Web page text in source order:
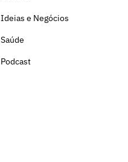
Ideias e Negócios
Saúde
Podcast